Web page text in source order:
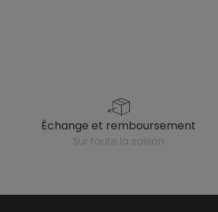
échange et remboursement
sur toute la saison